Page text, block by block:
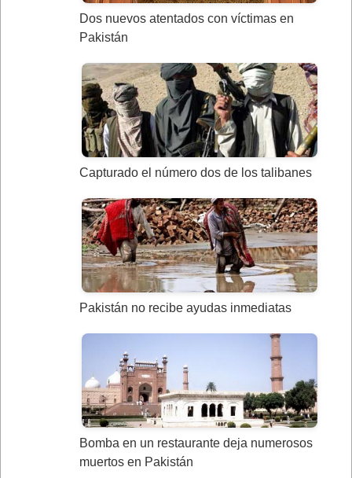
Dos nuevos atentados con víctimas en
Pakistán
Capturado el número dos de los talibanes
Pakistán no recibe ayudas inmediatas
Bomba en un restaurante deja numerosos
muertos en Pakistán